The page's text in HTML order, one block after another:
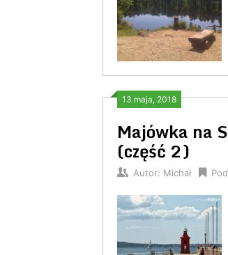
13 maja, 2018
Majówka na
(część 2)
Autor: Michał